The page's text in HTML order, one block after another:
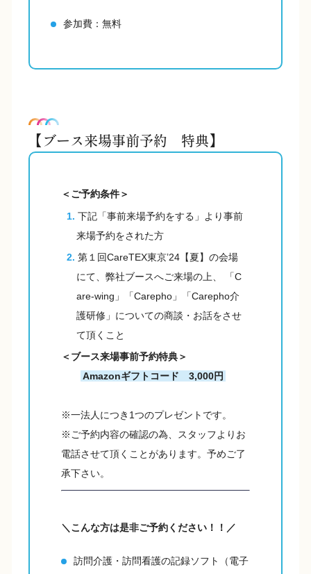
参加費：無料
【ブース来場事前予約 特典】
＜ご予約条件＞
下記「事前来場予約をする」より事前
来場予約をされた方
第１回CareTEX東京’24【夏】の会場
にて、弊社ブースへご来場の上、 「C
are-wing」「Carepho」「Carepho介
護研修」についての商談・お話をさせ
て頂くこと
＜ブース来場事前予約特典＞
Amazonギフトコード 3,000円
※一法人につき1つのプレゼントです。
※ご予約内容の確認の為、スタッフよりお
電話させて頂くことがあります。予めご了
承下さい。
＼こんな方は是非ご予約ください！！／
訪問介護・訪問看護の記録ソフト（電子